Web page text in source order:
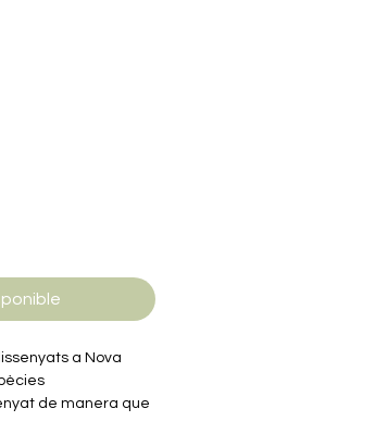
a Nova
de manera que